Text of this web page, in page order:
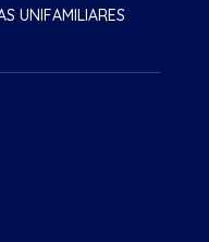
UNIFAMILIARES